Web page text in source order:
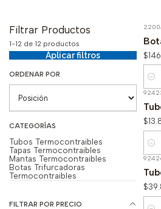
Filtrar Productos
1-12 de 12 productos
Aplicar filtros
ORDENAR POR
CATEGORÍAS
Tubos Termocontraibles
Tapas Termocontraibles
Mantas Termocontraibles
Botas Trifurcadoras
Termocontraibles
FILTRAR POR PRECIO